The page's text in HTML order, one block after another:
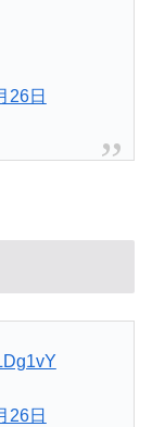
26日
26日